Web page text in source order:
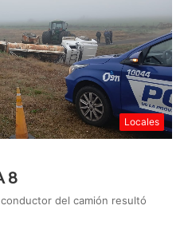
Locales
8
del camión resultó